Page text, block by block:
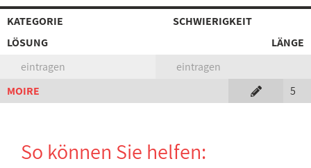
KATEGORIE
SCHWIERIGKEIT
LÖSUNG
LÄNGE
eintragen
eintragen
MOIRE
5
So können Sie helfen: